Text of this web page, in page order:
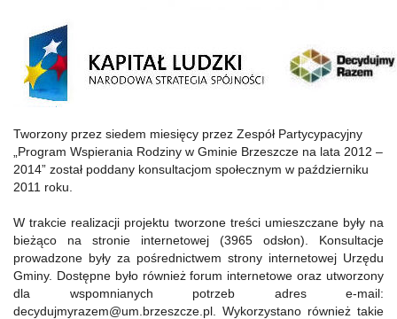
Tworzony przez siedem miesięcy przez Zespół Partycypacyjny
„Program Wspierania Rodziny w Gminie Brzeszcze na lata 2012 –
2014” został poddany konsultacjom społecznym w październiku
2011 roku.
W trakcie realizacji projektu tworzone treści umieszczane były na
bieżąco na stronie internetowej (3965 odsłon). Konsultacje
prowadzone były za pośrednictwem strony internetowej Urzędu
Gminy. Dostępne było również forum internetowe oraz utworzony
dla wspomnianych potrzeb adres e-mail:
decydujmyrazem@um.brzeszcze.pl . Wykorzystano również takie